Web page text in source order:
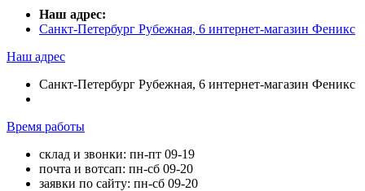
Наш адрес:
Санкт-Петербург Рубежная, 6 интернет-магазин Феникс
Наш адрес
Санкт-Петербург Рубежная, 6 интернет-магазин Феникс
Время работы
склад и звонки: пн-пт 09-19
почта и вотсап: пн-сб 09-20
заявки по сайту: пн-сб 09-20